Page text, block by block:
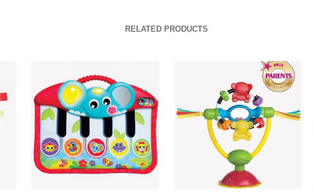
RELATED PRODUCTS